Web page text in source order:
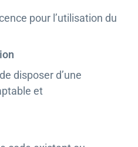
pour l’utilisation du
disposer d’une
et